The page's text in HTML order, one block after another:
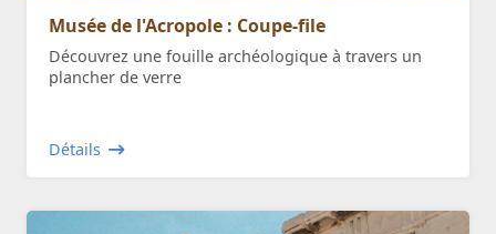
Musée de l'Acropole : Coupe-file
Découvrez une fouille archéologique à travers un
plancher de verre
Détails